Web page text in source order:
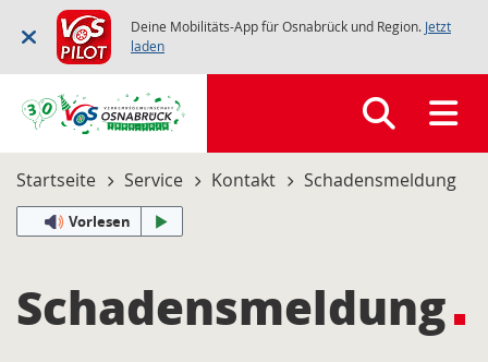
Deine Mobilitäts-App für Osnabrück und Region. Jetzt
laden
Startseite Service Kontakt Schadensmeldung
Vorlesen
Schadensmeldung